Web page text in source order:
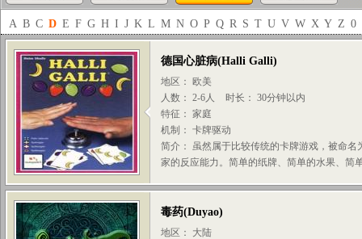
A B C D E F G H I J K L M N O P Q R S T U V W X Y Z 0
德国心脏病(Halli Galli)
地区： 欧美
人数： 2-6人
时长： 30分钟以内
特征： 家庭
机制： 卡牌驱动
简介： 虽然属于比较传统的卡牌游戏，被命
家的反应能力。简单的纸牌、简单的水果、简
毒药(Duyao)
地区： 大陆